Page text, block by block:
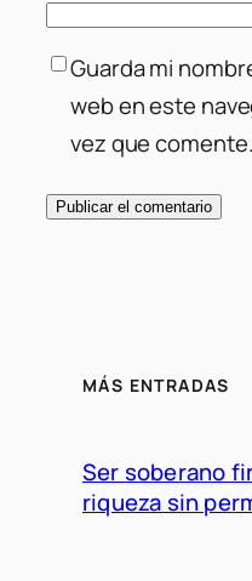
Guarda mi
web en este
vez que comente.
MÁS ENTRADAS
Ser soberano
riqueza sin